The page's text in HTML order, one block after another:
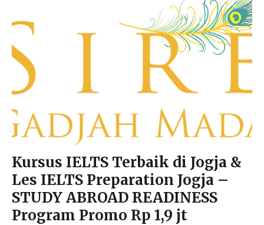
Kursus IELTS Terbaik di Jogja &
Les IELTS Preparation Jogja –
STUDY ABROAD READINESS
Program Promo Rp 1,9 jt